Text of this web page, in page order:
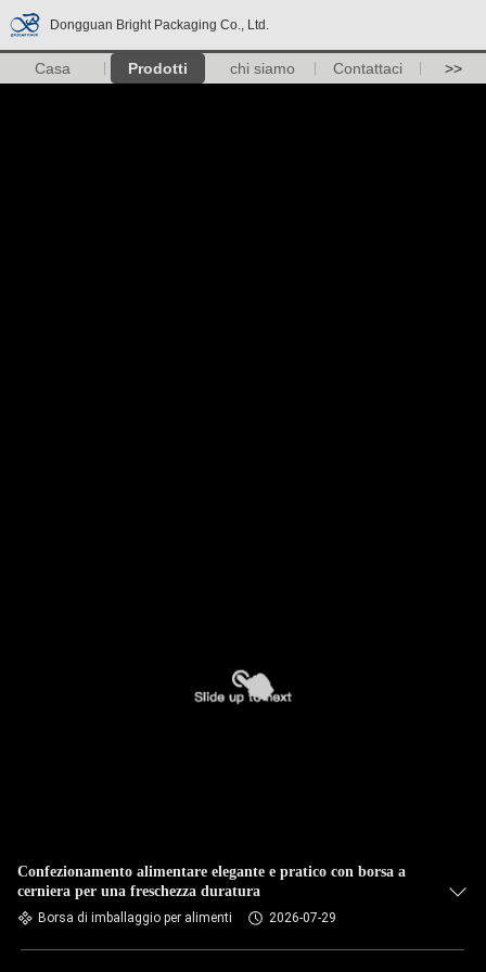
Dongguan Bright Packaging Co., Ltd.
Casa Prodotti chi siamo Contattaci >>
Confezionamento alimentare elegante e pratico con borsa a
cerniera per una freschezza duratura
Borsa di imballaggio per alimenti 2026-07-29